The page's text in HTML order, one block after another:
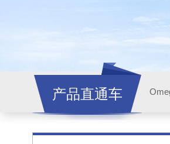
产品直通车